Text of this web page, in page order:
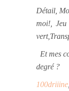
Détail,
moi!,
Et mes
degré ?
100driiine